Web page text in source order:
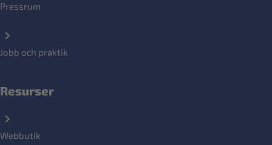
Pressrum
Jobb och praktik
Resurser
Webbutik